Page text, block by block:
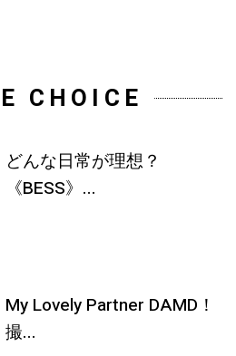
CHOICE
どんな日常が理想？
《BESS》...
My Lovely Partner DAMD！
撮...